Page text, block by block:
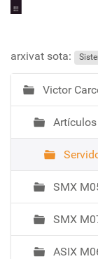
arxivat sota:
N
a
e
a
Victor
Artículos
SMX
SMX
ASIX